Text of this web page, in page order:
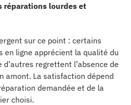
réparations lourdes et
sur ce point : certains
en ligne apprécient la qualité du
regrettent l’absence de
amont. La satisfaction dépend
demandée et de la
choisi.